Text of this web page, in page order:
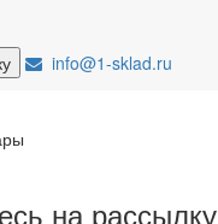
info@1-sklad.ru
на рассылку